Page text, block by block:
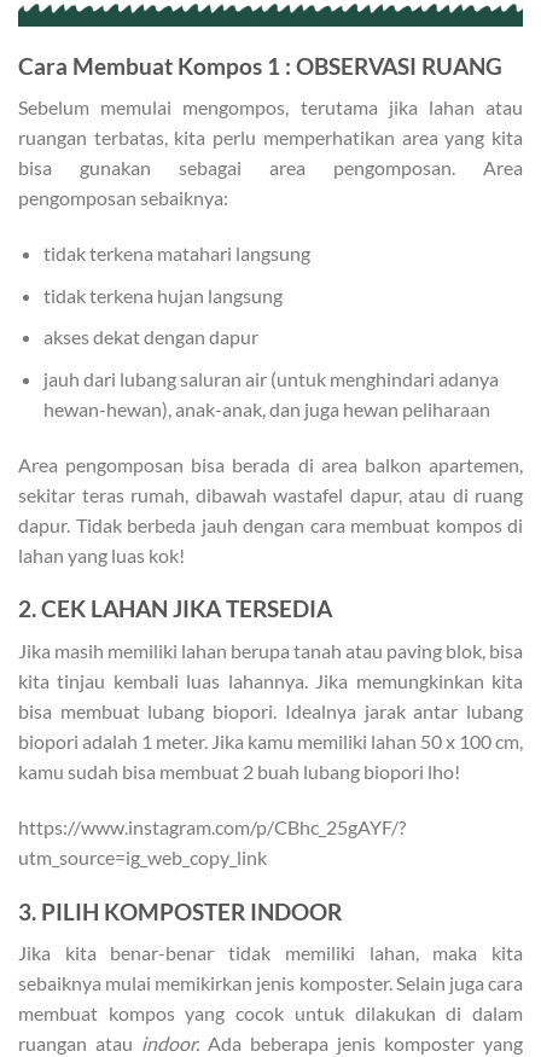
Cara Membuat Kompos 1 : OBSERVASI RUANG
Sebelum memulai mengompos, terutama jika lahan atau
ruangan terbatas, kita perlu memperhatikan area yang kita
bisa gunakan sebagai area pengomposan. Area
pengomposan sebaiknya:
tidak terkena matahari langsung
tidak terkena hujan langsung
akses dekat dengan dapur
jauh dari lubang saluran air (untuk menghindari adanya
hewan-hewan), anak-anak, dan juga hewan peliharaan
Area pengomposan bisa berada di area balkon apartemen,
sekitar teras rumah, dibawah wastafel dapur, atau di ruang
dapur. Tidak berbeda jauh dengan cara membuat kompos di
lahan yang luas kok!
2. CEK LAHAN JIKA TERSEDIA
Jika masih memiliki lahan berupa tanah atau paving blok, bisa
kita tinjau kembali luas lahannya. Jika memungkinkan kita
bisa membuat lubang biopori. Idealnya jarak antar lubang
biopori adalah 1 meter. Jika kamu memiliki lahan 50 x 100 cm,
kamu sudah bisa membuat 2 buah lubang biopori lho!
https://www.instagram.com/p/CBhc_25gAYF/?
utm_source=ig_web_copy_link
3. PILIH KOMPOSTER INDOOR
Jika kita benar-benar tidak memiliki lahan, maka kita
sebaiknya mulai memikirkan jenis komposter. Selain juga cara
membuat kompos yang cocok untuk dilakukan di dalam
ruangan atau indoor. Ada beberapa jenis komposter yang